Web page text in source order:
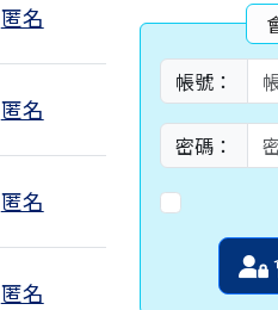
匿名
匿名
匿名
匿名
帳號：
密碼：